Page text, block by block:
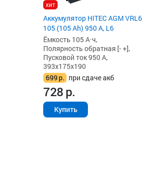
хит
Аккумулятор HITEC AGM VRL6
105 (105 Ah) 950 А, L6
Ёмкость 105 А·ч,
Полярность обратная [- +],
Пусковой ток 950 А,
393x175x190
699р. при сдаче акб
728р.
Купить